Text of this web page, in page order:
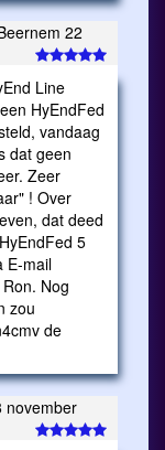
22
Line
HyEndFed
vandaag
dat geen
Zeer
! Over
dat deed
5
E-mail
Nog
zou
de
november